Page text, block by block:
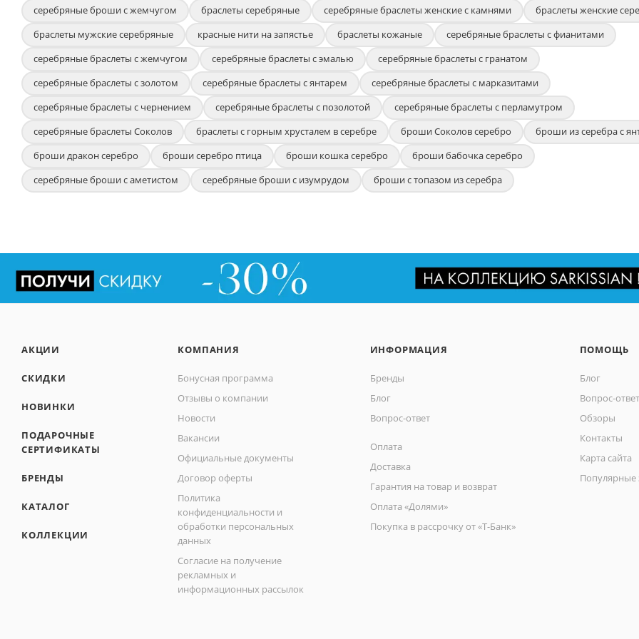
серебряные броши с жемчугом
браслеты серебряные серебряные браслеты женские с камнями
браслеты женские
браслеты мужские серебряные
красные нити на запястье браслеты кожаные
серебряные браслеты с фианитами
серебряные браслеты с жемчугом
серебряные браслеты с эмалью
серебряные браслеты с гранатом
серебряные браслеты с золотом
серебряные браслеты с янтарем
серебряные браслеты с марказитами
серебряные браслеты с чернением
серебряные браслеты с позолотой
серебряные браслеты с перламутром
серебряные браслеты Соколов
браслеты с горным хрусталем в серебре броши Соколов серебро
броши из серебра с
броши дракон серебро
броши серебро птица броши кошка серебро
броши бабочка серебро
серебряные броши с аметистом
серебряные броши с изумрудом броши с топазом из серебра
АКЦИИ
СКИДКИ
НОВИНКИ
ПОДАРОЧНЫЕ
СЕРТИФИКАТЫ
БРЕНДЫ
КАТАЛОГ
КОЛЛЕКЦИИ
КОМПАНИЯ
Бонусная программа
Отзывы о компании
Новости
Вакансии
Официальные документы
Договор оферты
Политика
конфиденциальности и
обработки персональных
данных
Согласие на получение
рекламных и
информационных рассылок
ИНФОРМАЦИЯ
Бренды
Блог
Вопрос-ответ
Оплата
Доставка
Гарантия на товар и возврат
Оплата «Долями»
Покупка в рассрочку от «Т-Банк»
ПОМОЩЬ
Блог
Вопрос-ответ
Обзоры
Контакты
Карта сайта
Популярные